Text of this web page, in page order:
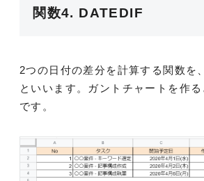
関数4. DATEDIF
2つの日付の差分を計算する関数を
といいます。ガントチャートを作る
です。